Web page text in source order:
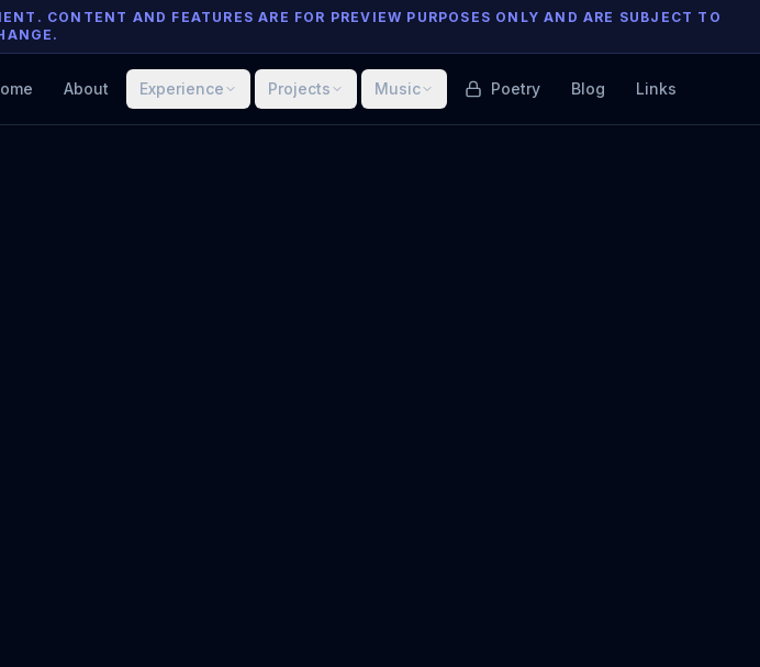
CONTENT AND FEATURES ARE FOR PREVIEW PURPOSES ONLY AND ARE SUBJECT TO
About Experience Projects Music Poetry Blog Links